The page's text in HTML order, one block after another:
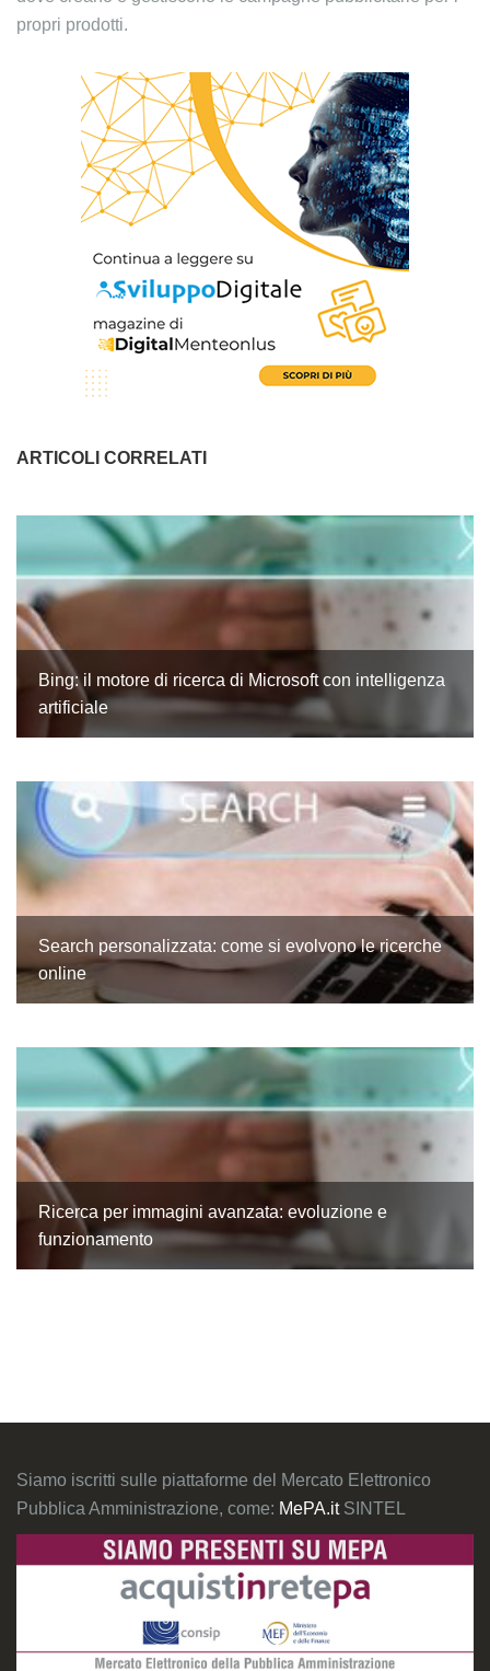
propri prodotti.
ARTICOLI CORRELATI
Bing: il motore di ricerca di Microsoft con intelligenza
artificiale
Search personalizzata: come si evolvono le ricerche
online
Ricerca per immagini avanzata: evoluzione e
funzionamento
Siamo iscritti sulle piattaforme del Mercato Elettronico
Pubblica Amministrazione, come: MePA.it SINTEL